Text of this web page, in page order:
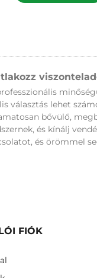
választás lehet
bővülő,
és kínálj
és örömmel
FIÓK